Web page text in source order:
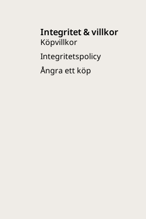
Integritet & villkor
Köpvillkor
Integritetspolicy
Ångra ett köp